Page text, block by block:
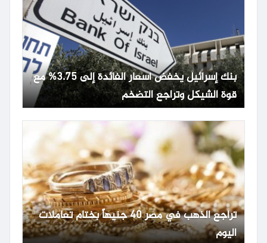
بنك إسرائيل يخفض أسعار الفائدة إلى 3.75% مع
قوة الشيكل وتراجع التضخم
تراجع الذهب في مصر 40 جنيهاً بختام تعاملات
اليوم